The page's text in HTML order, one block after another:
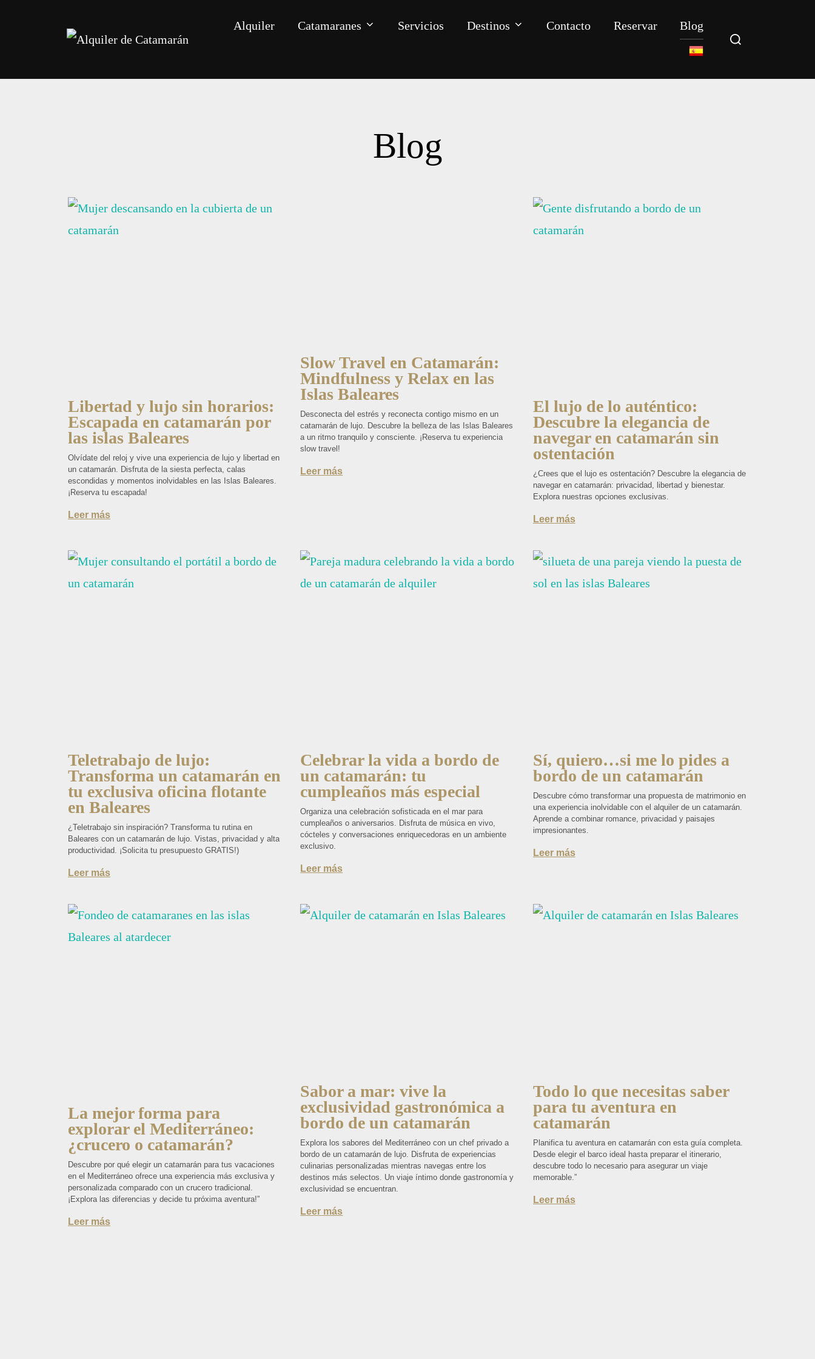
Alquiler Catamaranes Servicios Destinos Contacto Reservar Blog
Blog
Libertad y lujo sin horarios:
Escapada en catamarán por
las islas Baleares
Olvídate del reloj y vive una experiencia de lujo y libertad en
un catamarán. Disfruta de la siesta perfecta, calas
escondidas y momentos inolvidables en las Islas Baleares.
¡Reserva tu escapada!
Leer más
Slow Travel en Catamarán:
Mindfulness y Relax en las
Islas Baleares
Desconecta del estrés y reconecta contigo mismo en un
catamarán de lujo. Descubre la belleza de las Islas Baleares
a un ritmo tranquilo y consciente. ¡Reserva tu experiencia
slow travel!
Leer más
El lujo de lo auténtico:
Descubre la elegancia de
navegar en catamarán sin
ostentación
¿Crees que el lujo es ostentación? Descubre la elegancia de
navegar en catamarán: privacidad, libertad y bienestar.
Explora nuestras opciones exclusivas.
Leer más
Teletrabajo de lujo:
Transforma un catamarán en
tu exclusiva oficina flotante
en Baleares
¿Teletrabajo sin inspiración? Transforma tu rutina en
Baleares con un catamarán de lujo. Vistas, privacidad y alta
productividad. ¡Solicita tu presupuesto GRATIS!)
Leer más
Celebrar la vida a bordo de
un catamarán: tu
cumpleaños más especial
Organiza una celebración sofisticada en el mar para
cumpleaños o aniversarios. Disfruta de música en vivo,
cócteles y conversaciones enriquecedoras en un ambiente
exclusivo.
Leer más
Sí, quiero…si me lo pides a
bordo de un catamarán
Descubre cómo transformar una propuesta de matrimonio en
una experiencia inolvidable con el alquiler de un catamarán.
Aprende a combinar romance, privacidad y paisajes
impresionantes.
Leer más
La mejor forma para
explorar el Mediterráneo:
¿crucero o catamarán?
Descubre por qué elegir un catamarán para tus vacaciones
en el Mediterráneo ofrece una experiencia más exclusiva y
personalizada comparado con un crucero tradicional.
¡Explora las diferencias y decide tu próxima aventura!”
Leer más
Sabor a mar: vive la
exclusividad gastronómica a
bordo de un catamarán
Explora los sabores del Mediterráneo con un chef privado a
bordo de un catamarán de lujo. Disfruta de experiencias
culinarias personalizadas mientras navegas entre los
destinos más selectos. Un viaje íntimo donde gastronomía y
exclusividad se encuentran.
Leer más
Todo lo que necesitas saber
para tu aventura en
catamarán
Planifica tu aventura en catamarán con esta guía completa.
Desde elegir el barco ideal hasta preparar el itinerario,
descubre todo lo necesario para asegurar un viaje
memorable.”
Leer más